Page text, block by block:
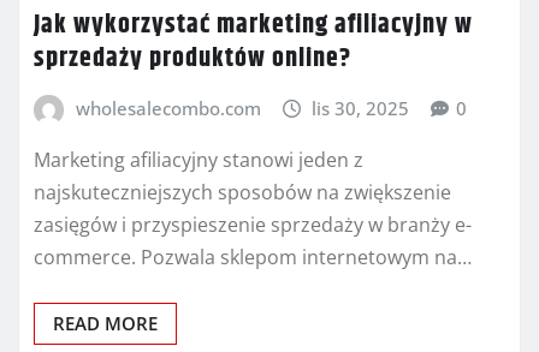
Jak wykorzystać marketing afiliacyjny w
sprzedaży produktów online?
wholesalecombo.com lis 30, 2025 0
Marketing afiliacyjny stanowi jeden z
najskuteczniejszych sposobów na zwiększenie
zasięgów i przyspieszenie sprzedaży w branży e-
commerce. Pozwala sklepom internetowym na…
READ MORE